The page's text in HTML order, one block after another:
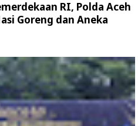
RI, Polda Aceh
Goreng dan Aneka